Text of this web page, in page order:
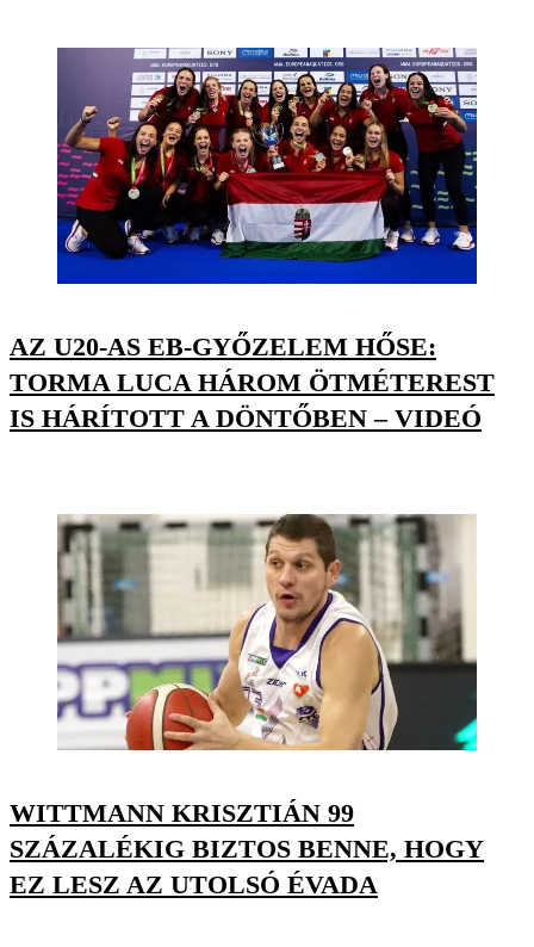
AZ U20-AS EB-GYŐZELEM HŐSE:
TORMA LUCA HÁROM ÖTMÉTEREST
IS HÁRÍTOTT A DÖNTŐBEN – VIDEÓ
WITTMANN KRISZTIÁN 99
SZÁZALÉKIG BIZTOS BENNE, HOGY
EZ LESZ AZ UTOLSÓ ÉVADA